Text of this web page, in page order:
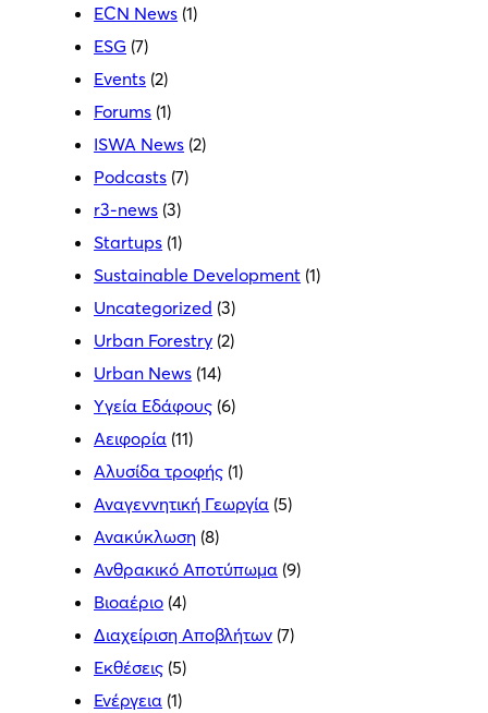
ECN News (1)
ESG (7)
Events (2)
Forums (1)
ISWA News (2)
Podcasts (7)
r3-news (3)
Startups (1)
Sustainable Development (1)
Uncategorized (3)
Urban Forestry (2)
Urban News (14)
Yγεία Εδάφους (6)
Αειφορία (11)
Αλυσίδα τροφής (1)
Αναγεννητική Γεωργία (5)
Ανακύκλωση (8)
Ανθρακικό Αποτύπωμα (9)
Βιοαέριο (4)
Διαχείριση Αποβλήτων (7)
Εκθέσεις (5)
Ενέργεια (1)